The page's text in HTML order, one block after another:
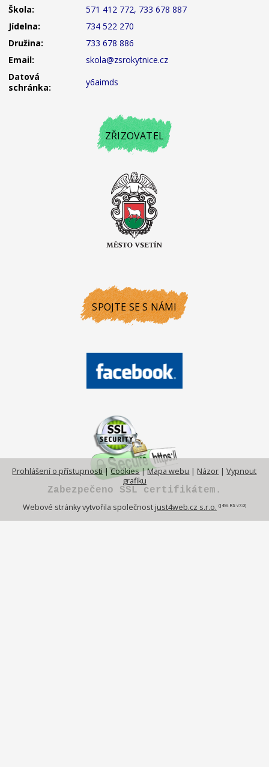
Škola:
571 412 772, 733 678 887
Jídelna:
734 522 270
Družina:
733 678 886
Email:
skola@zsrokytnice.cz
Datová
schránka:
y6aimds
ZŘIZOVATEL
SPOJTE SE S NÁMI
Zabezpečeno SSL certifikátem.
Prohlášení o přístupnosti |Cookies|Mapa webu | Názor |Vypnout
grafiku
Webové stránky vytvořila společnost just4web.cz s.r.o. (J4W-RS v7.0)